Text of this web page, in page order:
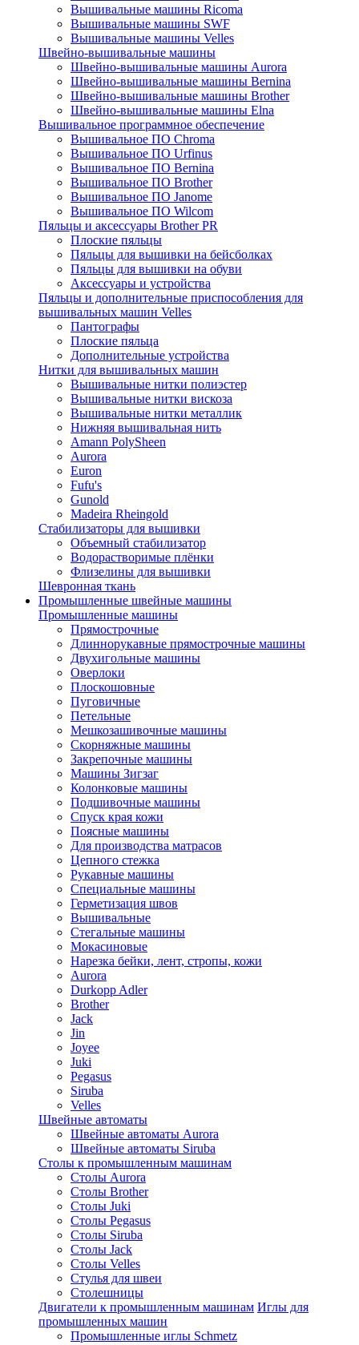
Вышивальные машины Ricoma
Вышивальные машины SWF
Вышивальные машины Velles
Швейно-вышивальные машины
Швейно-вышивальные машины Aurora
Швейно-вышивальные машины Bernina
Швейно-вышивальные машины Brother
Швейно-вышивальные машины Elna
Вышивальное программное обеспечение
Вышивальное ПО Chroma
Вышивальное ПО Urfinus
Вышивальное ПО Bernina
Вышивальное ПО Brother
Вышивальное ПО Janome
Вышивальное ПО Wilcom
Пяльцы и аксессуары Brother PR
Плоские пяльцы
Пяльцы для вышивки на бейсболках
Пяльцы для вышивки на обуви
Аксессуары и устройства
Пяльцы и дополнительные приспособления для
вышивальных машин Velles
Пантографы
Плоские пяльца
Дополнительные устройства
Нитки для вышивальных машин
Вышивальные нитки полиэстер
Вышивальные нитки вискоза
Вышивальные нитки металлик
Нижняя вышивальная нить
Amann PolySheen
Aurora
Euron
Fufu's
Gunold
Madeira Rheingold
Стабилизаторы для вышивки
Объемный стабилизатор
Водорастворимые плёнки
Флизелины для вышивки
Шевронная ткань
Промышленные швейные машины
Промышленные машины
Прямострочные
Длиннорукавные прямострочные машины
Двухигольные машины
Оверлоки
Плоскошовные
Пуговичные
Петельные
Мешкозашивочные машины
Скорняжные машины
Закрепочные машины
Машины Зигзаг
Колонковые машины
Подшивочные машины
Спуск края кожи
Поясные машины
Для производства матрасов
Цепного стежка
Рукавные машины
Специальные машины
Герметизация швов
Вышивальные
Стегальные машины
Мокасиновые
Нарезка бейки, лент, стропы, кожи
Aurora
Durkopp Adler
Brother
Jack
Jin
Joyee
Juki
Pegasus
Siruba
Velles
Швейные автоматы
Швейные автоматы Aurora
Швейные автоматы Siruba
Столы к промышленным машинам
Столы Aurora
Столы Brother
Столы Juki
Столы Pegasus
Столы Siruba
Столы Jack
Столы Velles
Стулья для швеи
Столешницы
Двигатели к промышленным машинам Иглы для
промышленных машин
Промышленные иглы Schmetz